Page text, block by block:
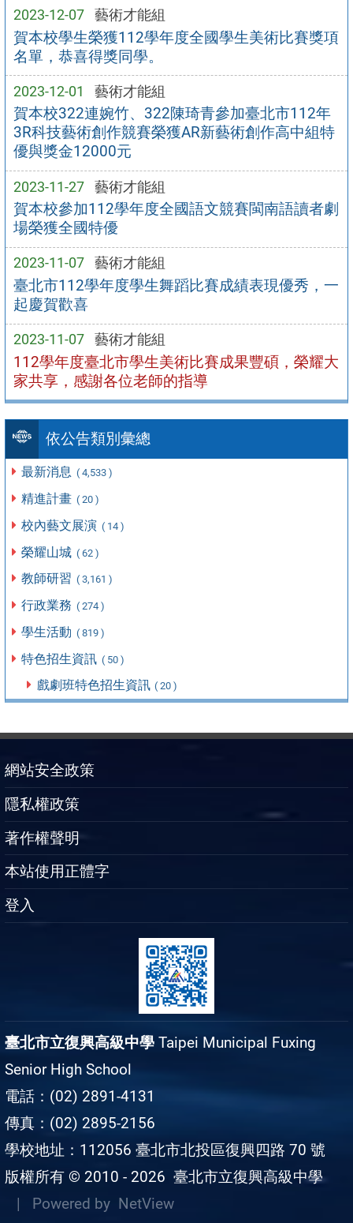
2023-12-07 藝術才能組
賀本校學生榮獲112學年度全國學生美術比賽獎項
名單，恭喜得獎同學。
2023-12-01 藝術才能組
賀本校322連婉竹、322陳琦青參加臺北市112年
3R科技藝術創作競賽榮獲AR新藝術創作高中組特
優與獎金12000元
2023-11-27 藝術才能組
賀本校參加112學年度全國語文競賽閩南語讀者劇
場榮獲全國特優
2023-11-07 藝術才能組
臺北市112學年度學生舞蹈比賽成績表現優秀，一
起慶賀歡喜
2023-11-07 藝術才能組
112學年度臺北市學生美術比賽成果豐碩，榮耀大
家共享，感謝各位老師的指導
依公告類別彙總
最新消息 ( 4,533 )
精進計畫 ( 20 )
校內藝文展演 ( 14 )
榮耀山城 ( 62 )
教師研習 ( 3,161 )
行政業務 ( 274 )
學生活動 ( 819 )
特色招生資訊 ( 50 )
戲劇班特色招生資訊 ( 20 )
網站安全政策
隱私權政策
著作權聲明
本站使用正體字
登入
臺北市立復興高級中學 Taipei Municipal Fuxing
Senior High School
電話：(02) 2891-4131
傳真：(02) 2895-2156
學校地址：112056 臺北市北投區復興四路 70 號
版權所有 © 2010 - 2026 臺北市立復興高級中學
| Powered by NetView